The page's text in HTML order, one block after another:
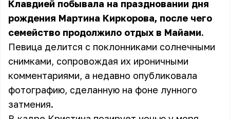
Клавдией побывала на праздновании дня
рождения Мартина Киркорова, после чего
семейство продолжило отдых в Майами.
Певица делится с поклонниками солнечными
снимками, сопровождая их ироничными
комментариями, а недавно опубликовала
фотографию, сделанную на фоне лунного
затмения.